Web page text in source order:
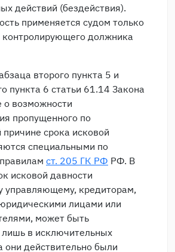
действий (бездействия).
применяется судом только
должника
второго пункта 5 и
пункта 6 статьи 61.14 Закона
о возможности
пропущенного по
срока исковой
специальными по
ст. 205 ГК РФ РФ. В
исковой давности
управляющему, кредиторам,
лицами или
может быть
лишь в исключительных
они действительно были